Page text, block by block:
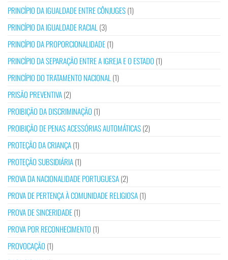
PRINCÍPIO DA IGUALDADE ENTRE CÔNJUGES(1)
PRINCÍPIO DA IGUALDADE RACIAL(3)
PRINCÍPIO DA PROPORCIONALIDADE(1)
PRINCÍPIO DA SEPARAÇÃO ENTRE A IGREJA E O ESTADO (1)
PRINCÍPIO DO TRATAMENTO NACIONAL(1)
PRISÃO PREVENTIVA(2)
PROIBIÇÃO DA DISCRIMINAÇÃO (1)
PROIBIÇÃO DE PENAS ACESSÓRIAS AUTOMÁTICAS(2)
PROTEÇÃO DA CRIANÇA(1)
PROTEÇÃO SUBSIDIÁRIA(1)
PROVA DA NACIONALIDADE PORTUGUESA(2)
PROVA DE PERTENÇA À COMUNIDADE RELIGIOSA(1)
PROVA DE SINCERIDADE(1)
PROVA POR RECONHECIMENTO (1)
PROVOCAÇÃO (1)